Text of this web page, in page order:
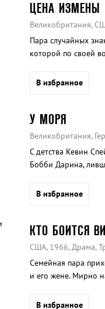
ЦЕНА ИЗМЕНЫ
Великобритания,
Пара случайных
которой по своей
В избранное
У МОРЯ
Великобритания,
С детства Кевин
Бобби Дарина,
В избранное
КТО БОИТСЯ
США, 1966, Драма,
Семейная пара
и его жене. Мирно
В избранное